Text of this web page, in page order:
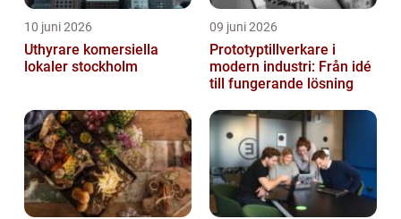
10 juni 2026
Uthyrare komersiella
lokaler stockholm
09 juni 2026
Prototyptillverkare i
modern industri: Från idé
till fungerande lösning